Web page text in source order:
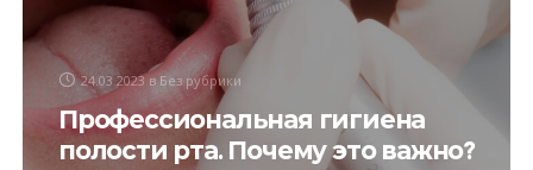
24.03.2023 в Без рубрики
Профессиональная гигиена
полости рта. Почему это важно?